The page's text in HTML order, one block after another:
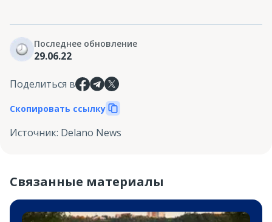
Последнее обновление
29.06.22
Поделиться в
Скопировать ссылку
Источник: Delano News
Связанные материалы